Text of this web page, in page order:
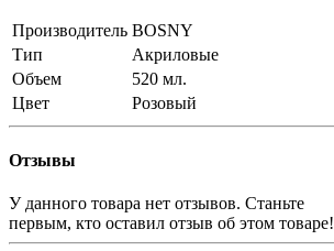
Производитель BOSNY
Тип
Акриловые
Объем
520 мл.
Цвет
Розовый
Отзывы
У данного товара нет отзывов. Станьте
первым, кто оставил отзыв об этом товаре!